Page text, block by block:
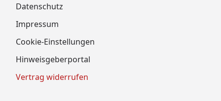
Datenschutz
Impressum
Cookie-Einstellungen
Hinweisgeberportal
Vertrag widerrufen